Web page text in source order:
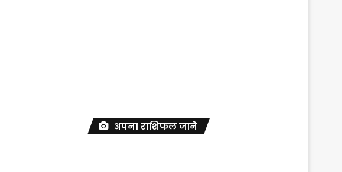
अपना राशिफल जाने